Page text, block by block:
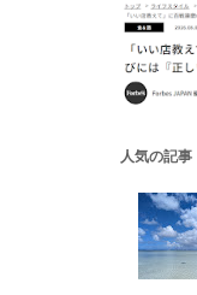
人気の記事